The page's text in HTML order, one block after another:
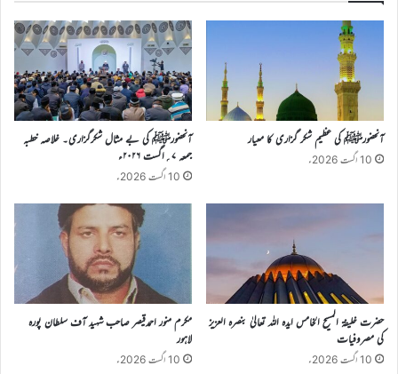
آنحضورﷺ کی عظیم شکر گزاری کا معیار
10 اگست 2026ء
آنحضورﷺ کی بے مثال شکرگزاری۔ خلاصہ خطبہ
جمعہ ۷؍اگست ۲۰۲۶ء
10 اگست 2026ء
حضرت خلیفۃ المسیح الخامس ایدہ اللہ تعالیٰ بنصرہ العزیز
کی مصروفیات
10 اگست 2026ء
مکرم منور احمدقیصر صاحب شہید آف سلطان پورہ
لاہور
10 اگست 2026ء